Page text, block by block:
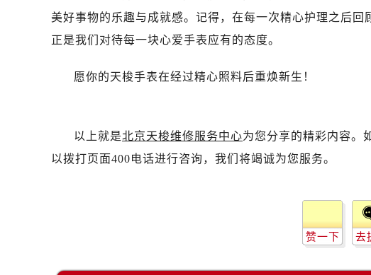
美好事物的乐趣与成就感。记得，在每一次精心护理之
正是我们对待每一块心爱手表应有的态度。
愿你的天梭手表在经过精心照料后重焕新生！
以上就是北京天梭维修服务中心为您分享的精彩内容。
以拨打页面400电话进行咨询，我们将竭诚为您服务。
赞一下 去